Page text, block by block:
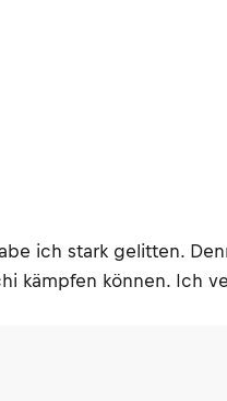
ich stark gelitten.
kämpfen können. Ich